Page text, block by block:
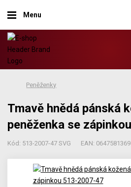
Menu
Peněženky
Tmavě hnědá pánská
peněženka se
Kód: 513-2007-47 SVG EAN: